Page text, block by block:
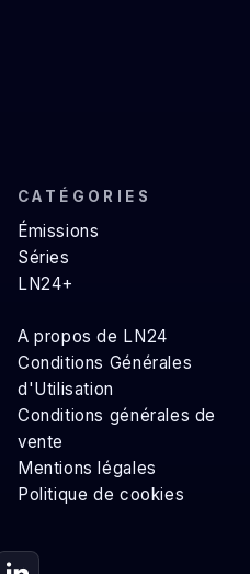
CATÉGORIES
Émissions
Séries
LN24+
A propos de LN24
Conditions Générales
d'Utilisation
Conditions générales de
vente
Mentions légales
Politique de cookies